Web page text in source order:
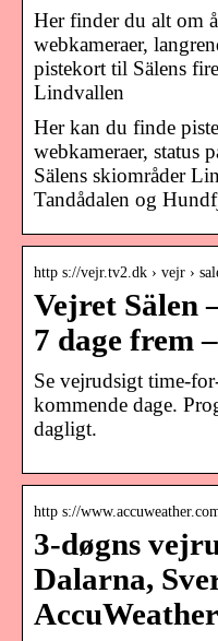
Her finder du alt om
webkameraer,
pistekort til Sälens
Lindvallen
Her kan du finde
webkameraer, status
Sälens skiområder
Tandådalen og
http s://vejr.tv2.dk › vejr ›
Vejret Sälen
7 dage frem
Se vejrudsigt time-
kommende dage.
dagligt.
http s://
3-døgns
Dalarna,
AccuWeather